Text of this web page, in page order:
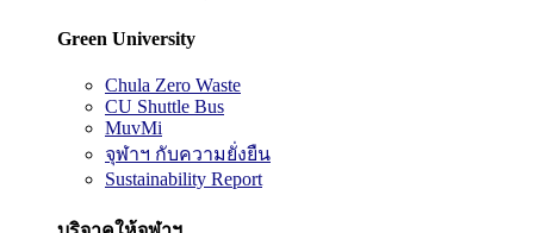
Green University
Chula Zero Waste
CU Shuttle Bus
MuvMi
จุฬาฯ กับความยั่งยืน
Sustainability Report